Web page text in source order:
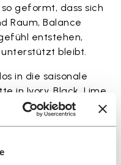
geformt, dass sich
Raum, Balance
entstehen,
bleibt.
in die saisonale
in Ivory, Black, Lime
mühelos